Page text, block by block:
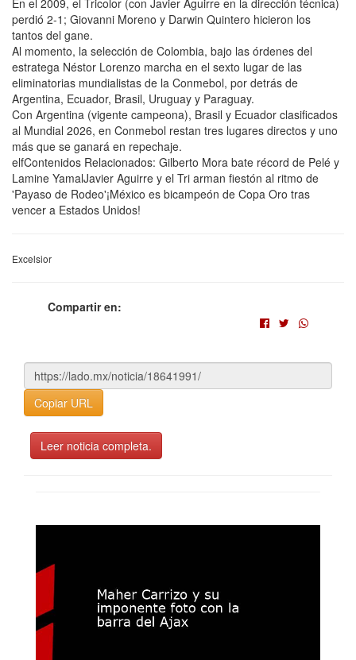
perdió 2-1; Giovanni Moreno y Darwin Quintero hicieron los
tantos del gane.
Al momento, la selección de Colombia, bajo las órdenes del
estratega Néstor Lorenzo marcha en el sexto lugar de las
eliminatorias mundialistas de la Conmebol, por detrás de
Argentina, Ecuador, Brasil, Uruguay y Paraguay.
Con Argentina (vigente campeona), Brasil y Ecuador clasificados
al Mundial 2026, en Conmebol restan tres lugares directos y uno
más que se ganará en repechaje.
elfContenidos Relacionados: Gilberto Mora bate récord de Pelé y
Lamine YamalJavier Aguirre y el Tri arman fiestón al ritmo de
'Payaso de Rodeo'¡México es bicampeón de Copa Oro tras
vencer a Estados Unidos!
Excelsior
Compartir en:
Copiar URL
Leer noticia completa.